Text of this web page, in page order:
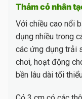
Thảm cỏ nhân
Với chiều cao nổi
dụng nhiều trong
các ứng dụng trải
chơi, hoạt động
bền lâu dài tối